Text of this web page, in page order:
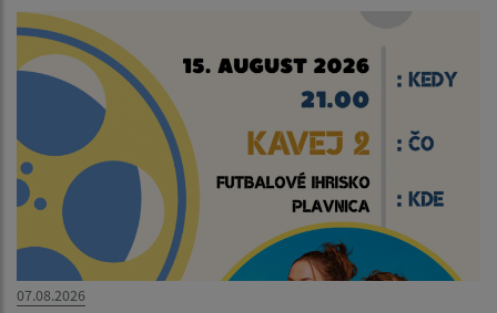
07.08.2026